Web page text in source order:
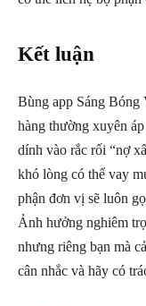
Kết luận
Bùng app Sáng Bóng
hàng thường xuyên
dính vào rắc rối “nợ
khó lòng có thể vay
phận đơn vị sẽ luôn
Ảnh hưởng nghiêm
nhưng riêng bạn mà
cân nhắc và hãy có